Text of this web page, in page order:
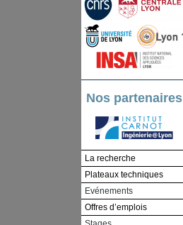
Nos partenaires
La recherche
Plateaux techniques
Evénements
Offres d’emplois